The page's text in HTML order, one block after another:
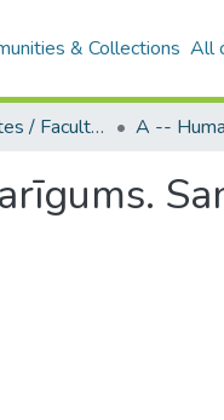
& Collections All
B4 – LU fakultātes / Faculties of the UL